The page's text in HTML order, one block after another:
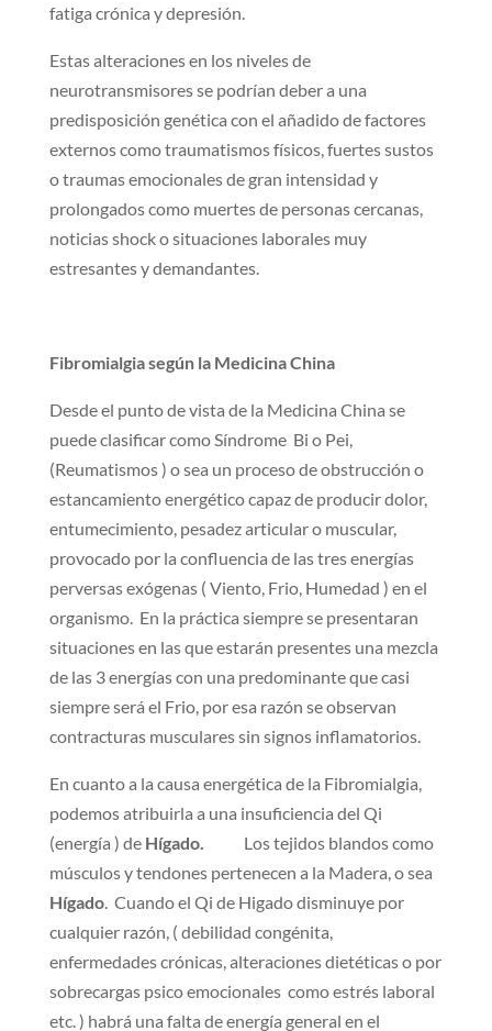
fatiga crónica y depresión.
Estas alteraciones en los niveles de
neurotransmisores se podrían deber a una
predisposición genética con el añadido de factores
externos como traumatismos físicos, fuertes sustos
o traumas emocionales de gran intensidad y
prolongados como muertes de personas cercanas,
noticias shock o situaciones laborales muy
estresantes y demandantes.
Fibromialgia según la Medicina China
Desde el punto de vista de la Medicina China se
puede clasificar como Síndrome Bi o Pei,
(Reumatismos ) o sea un proceso de obstrucción o
estancamiento energético capaz de producir dolor,
entumecimiento, pesadez articular o muscular,
provocado por la confluencia de las tres energías
perversas exógenas ( Viento, Frio, Humedad ) en el
organismo. En la práctica siempre se presentaran
situaciones en las que estarán presentes una mezcla
de las 3 energías con una predominante que casi
siempre será el Frio, por esa razón se observan
contracturas musculares sin signos inflamatorios.
En cuanto a la causa energética de la Fibromialgia,
podemos atribuirla a una insuficiencia del Qi
(energía ) de Hígado. Los tejidos blandos como
músculos y tendones pertenecen a la Madera, o sea
Hígado. Cuando el Qi de Higado disminuye por
cualquier razón, ( debilidad congénita,
enfermedades crónicas, alteraciones dietéticas o por
sobrecargas psico emocionales como estrés laboral
etc. ) habrá una falta de energía general en el